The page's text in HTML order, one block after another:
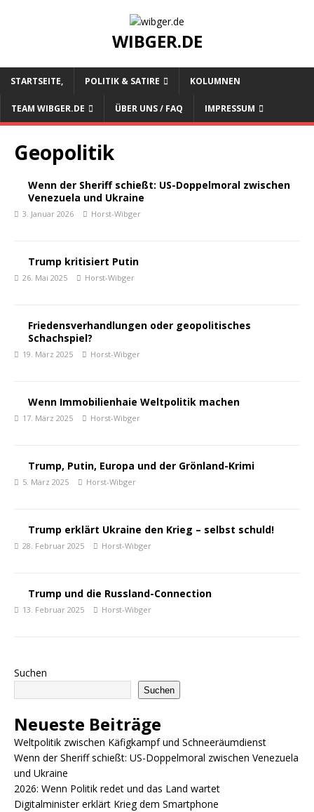
WIBGER.DE
STARTSEITE, POLITIK & SATIRE KOLUMNEN
TEAM WIBGER.DE ÜBER UNS / FAQ IMPRESSUM
Geopolitik
Wenn der Sheriff schießt: US-Doppelmoral zwischen
Venezuela und Ukraine
3. Januar 2026 Horst-Wibger
Trump kritisiert Putin
26. Mai 2025 Horst-Wibger
Friedensverhandlungen oder geopolitisches
Schachspiel?
19. März 2025 Horst-Wibger
Wenn Immobilienhaie Weltpolitik machen
17. März 2025 Horst-Wibger
Trump, Putin, Europa und der Grönland-Krimi
5. März 2025 Horst-Wibger
Trump erklärt Ukraine den Krieg – selbst schuld!
28. Februar 2025 Horst-Wibger
Trump und die Russland-Connection
13. Februar 2025 Horst-Wibger
Suchen
Suchen
Neueste Beiträge
Weltpolitik zwischen Käfigkampf und Schneeräumdienst
Wenn der Sheriff schießt: US-Doppelmoral zwischen Venezuela
und Ukraine
2026: Wenn Politik redet und das Land wartet
Digitalminister erklärt Krieg dem Smartphone